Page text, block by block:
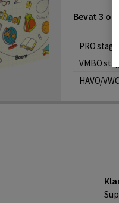
Bevat 3
PRO
VMBO
HAVO/